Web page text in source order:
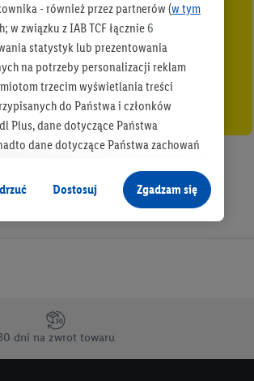
bieżąco
newsletter Lidla
się!
dni na zwrot towaru
- również przez partnerów (w tym
związku z IAB TCF łącznie 6
statystyk lub prezentowania
na potrzeby personalizacji reklam
trzecim wyświetlania treści
do Państwa i członków
Plus, dane dotyczące Państwa
dane dotyczące Państwa zachowań
danych
również wzbogacane o dane z innych
lokalizacji), również przez różne
do informacji na urządzeniach
badania grup docelowych,
wyświetlania konkretnych treści.
Dostosuj Zgadzam się